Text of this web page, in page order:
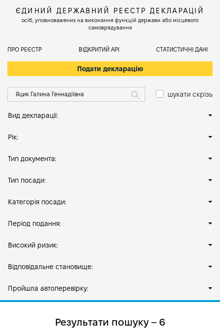
ЄДИНИЙ ДЕРЖАВНИЙ РЕЄСТР ДЕКЛАРАЦІЙ
осіб, уповноважених на виконання функцій держави або місцевого
самоврядування
ПРО РЕЄСТР ВІДКРИТИЙ АРІ СТАТИСТИЧНІ ДАНІ
Подати декларацію
шукати скрізь
Вид декларації:
Рік:
Тип документа:
Тип посади:
Категорія посади:
Період подання:
Високий ризик:
Відповідальне становище:
Пройшла автоперевірку:
Результати пошуку – 6